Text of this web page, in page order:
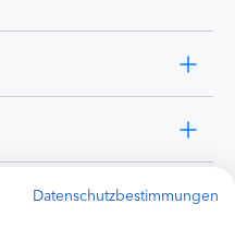
Datenschutzbestimmungen